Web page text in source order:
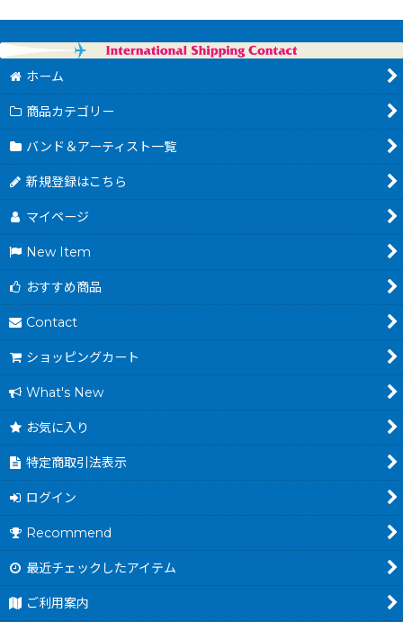
ホーム
商品カテゴリー
バンド＆アーティスト一覧
新規登録はこちら
マイページ
New Item
おすすめ商品
Contact
ショッピングカート
What's New
お気に入り
特定商取引法表示
ログイン
Recommend
最近チェックしたアイテム
ご利用案内